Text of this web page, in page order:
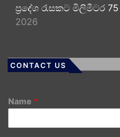
ප්‍රදේශ රැසකට මිලිමීටර
2026
CONTACT US
Name *